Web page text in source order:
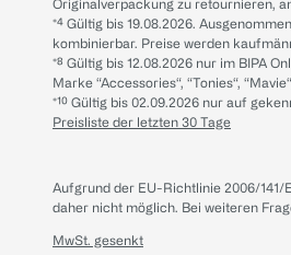
Originalverpackung zu retournieren,
*⁴ Gültig bis 19.08.2026.
kombinierbar. Preise werden
*⁸ Gültig bis 12.08.2026 nur im BIPA
Marke “Accessories“, “Tonies“,
*¹⁰ Gültig bis 02.09.2026 nur auf
Preisliste der letzten 30 Tage
Aufgrund der EU-Richtlinie 2006/141/
daher nicht möglich. Bei weiteren
MwSt. gesenkt